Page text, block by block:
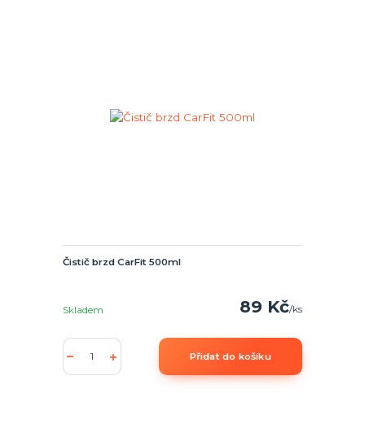
Čistič brzd CarFit 500ml
89 Kč/ks
Skladem
Přidat do košíku